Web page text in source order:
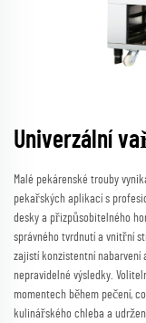
Univerzální
Malé pekárenské trouby
pekařských aplikací s
desky a přizpůsobitelného
správného tvrdnutí a vnitřní
zajistí konzistentní nabarvení
nepravidelné výsledky.
momentech během pečení,
kulinářského chleba a